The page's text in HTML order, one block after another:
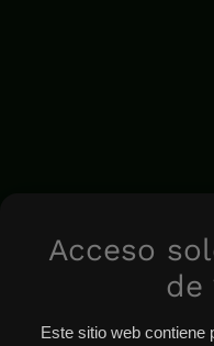
Acceso
de
Este sitio web contiene